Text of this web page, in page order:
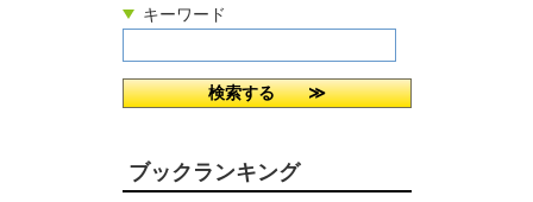
キーワード
ブックランキング